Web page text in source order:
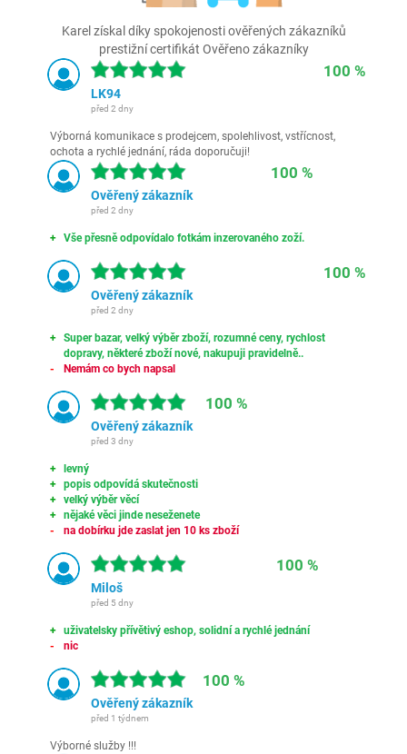
Karel získal díky spokojenosti ověřených zákazníků
prestižní certifikát Ověřeno zákazníky
100 %
LK94
před 2 dny
Výborná komunikace s prodejcem, spolehlivost, vstřícnost,
ochota a rychlé jednání, ráda doporučuji!
100 %
Ověřený zákazník
před 2 dny
Vše přesně odpovídalo fotkám inzerovaného zoží.
100 %
Ověřený zákazník
před 2 dny
Super bazar, velký výběr zboží, rozumné ceny, rychlost
dopravy, některé zboží nové, nakupuji pravidelně..
Nemám co bych napsal
100 %
Ověřený zákazník
před 3 dny
levný
popis odpovídá skutečnosti
velký výběr věcí
nějaké věci jinde neseženete
na dobírku jde zaslat jen 10 ks zboží
100 %
Miloš
před 5 dny
uživatelsky přívětivý eshop, solidní a rychlé jednání
nic
100 %
Ověřený zákazník
před 1 týdnem
Výborné služby !!!